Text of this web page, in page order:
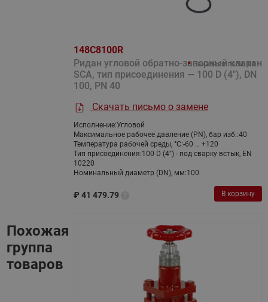
148C8100R
Ридан угловой обратно-запорный клапан
SCA, тип присоединения — 100 D (4"), DN
100, PN 40
Скачать письмо о замене
Исполнение:Угловой
Максимальное рабочее давление (PN), бар изб.:40
Температура рабочей среды, °С:-60 … +120
Тип присоединения:100 D (4") - под сварку встык, EN
10220
Номинальный диаметр (DN), мм:100
₽ 41 479.79
Заказная позиция
В корзину
Похожая
группа
товаров